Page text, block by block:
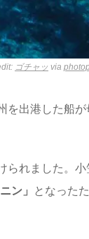
ゴチャッ via
を出港した船が
られました。
ン」
となった